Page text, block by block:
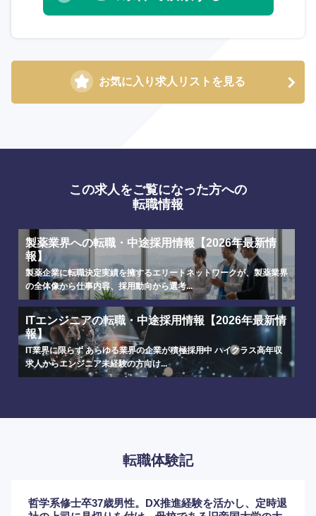
お気に入り求人リストを見る
選択する
選択する
選択する
選択する
この求人をご覧になった方への
転職情報
製薬業界への転職・中途採用情報【2026年最新情
報】
製薬企業に転職決定実績を擁するエリートネットワークが、製薬業界
の全体像から仕事内容、採用動向から選考...
ITエンジニアの転職・中途採用情報【2026年最新情
報】
IT業界に限らず あらゆる業界の企業が積極採用中 ハイクラス高年収
求人からエンジニア未経験の方向け...
転職体験記
哲学系修士卒37歳男性。DX推進経験を活かし、定時退